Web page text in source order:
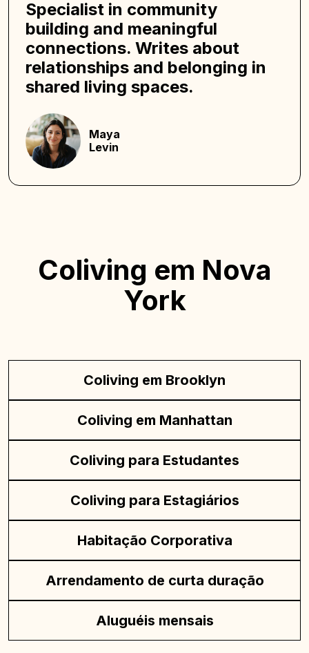
Specialist in community
building and meaningful
connections. Writes about
relationships and belonging in
shared living spaces.
Maya
Levin
Coliving em Nova
York
Coliving em Brooklyn
Coliving em Manhattan
Coliving para Estudantes
Coliving para Estagiários
Habitação Corporativa
Arrendamento de curta duração
Aluguéis mensais